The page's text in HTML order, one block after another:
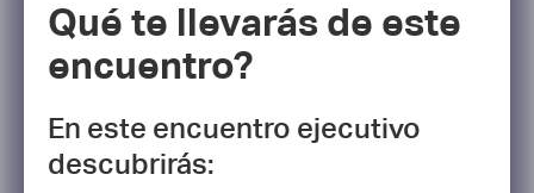
Qué te llevarás de este
encuentro?
En este encuentro ejecutivo
descubrirás: